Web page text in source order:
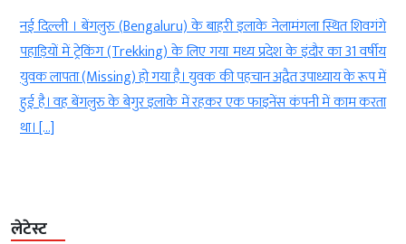
मध्य प्रदेश। के गुना (Guna) जिले से एक ऐसा मामला सामने आया है, जिसमें
भतीजे पर शादीशुदा महिला (Married Woman) को कथित तौर पर भगाकर ले
जाने का आरोप लगा, लेकिन इसका खामियाजा उसके चाचा को भुगतना पड़ा।
आरोप है कि महिला के ससुराल पक्ष के लोगों ने युवक के चाचा को बंधक
(Hostage) बनाकर मारपीट […]
लेटेस्ट